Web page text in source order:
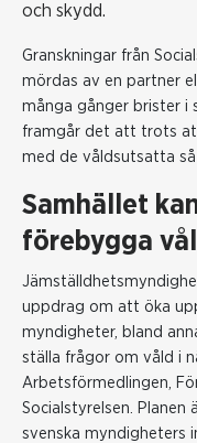
och skydd.
Granskningar från
mördas av en partner
många gånger brister i
framgår det att trots
med de våldsutsatta
Samhället
förebygga
uppdrag om att öka
myndigheter, bland
ställa frågor om våld i
Arbetsförmedlingen,
Socialstyrelsen.
svenska myndigheters